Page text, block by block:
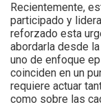
Recientemente,
participado y
reforzado esta
abordarla desde
uno de enfoque
coinciden en un
requiere actuar
como sobre las